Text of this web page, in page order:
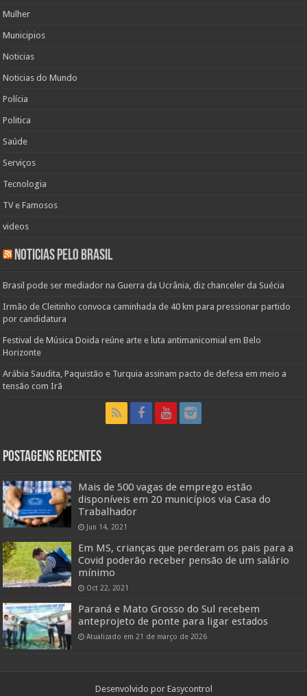
Mulher
Municipios
Noticias
Noticias do Mundo
Polícia
Politica
Saúde
Serviços
Tecnologia
TV e Famosos
videos
Noticias pelo Brasil
Brasil pode ser mediador na Guerra da Ucrânia, diz chanceler da Suécia
Irmão de Cleitinho convoca caminhada de 40 km para pressionar partido
por candidatura
Festival de Música Doida reúne arte e luta antimanicomial em Belo
Horizonte
Arábia Saudita, Paquistão e Turquia assinam pacto de defesa em meio a
tensão com Irã
Postagens Recentes
Mais de 500 vagas de emprego estão
disponíveis em 20 municípios via Casa do
Trabalhador
Jun 14, 2021
Em MS, crianças que perderam os pais para a
Covid poderão receber pensão de um salário
mínimo
Oct 22, 2021
Paraná e Mato Grosso do Sul recebem
anteprojeto de ponte para ligar estados
Atualizado em 21 de março de 2026
Desenvolvido por Easycontrol